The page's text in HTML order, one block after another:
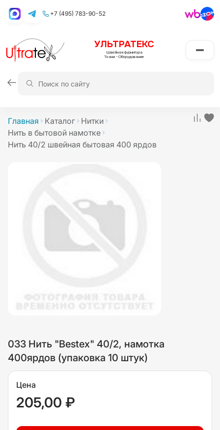
+7 (495) 783-90-52
УЛЬТРАТЕКС
Швейная фурнитура
Ткани • Оборудование
Главная Каталог
Нитки
Нить в бытовой намотке
Нить 40/2 швейная бытовая 400 ярдов
033 Нить "Bestex" 40/2, намотка
400ярдов (упаковка 10 штук)
Цена
205,00 ₽